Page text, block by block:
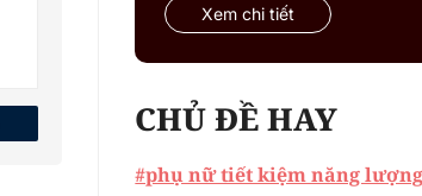
Xem chi tiết
CHỦ ĐỀ HAY
#phụ nữ tiết kiệm năng lượng